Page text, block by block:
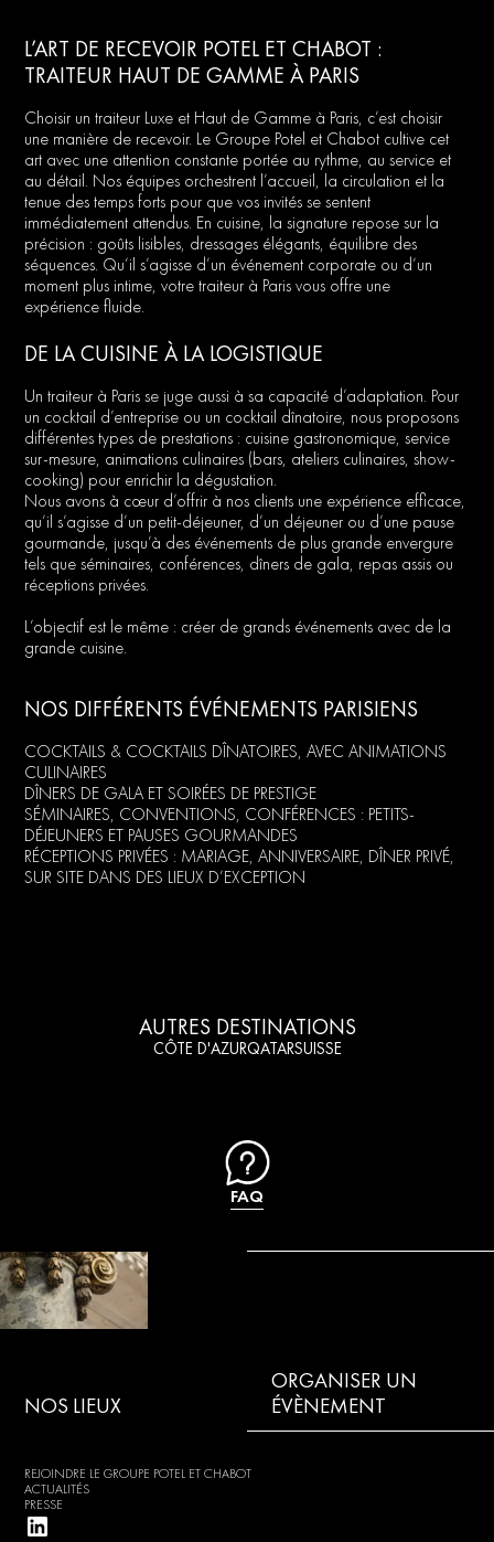
L’ART DE RECEVOIR POTEL ET CHABOT :
TRAITEUR HAUT DE GAMME À PARIS
Choisir un traiteur Luxe et Haut de Gamme à Paris, c’est choisir
une manière de recevoir. Le Groupe Potel et Chabot cultive cet
art avec une attention constante portée au rythme, au service et
au détail. Nos équipes orchestrent l’accueil, la circulation et la
tenue des temps forts pour que vos invités se sentent
immédiatement attendus. En cuisine, la signature repose sur la
précision : goûts lisibles, dressages élégants, équilibre des
séquences. Qu’il s’agisse d’un événement corporate ou d’un
moment plus intime, votre traiteur à Paris vous offre une
expérience fluide.
DE LA CUISINE À LA LOGISTIQUE
Un traiteur à Paris se juge aussi à sa capacité d’adaptation. Pour
un cocktail d’entreprise ou un cocktail dînatoire, nous proposons
différentes types de prestations : cuisine gastronomique, service
sur-mesure, animations culinaires (bars, ateliers culinaires, show-
cooking) pour enrichir la dégustation.
Nous avons à cœur d’offrir à nos clients une expérience efficace,
qu’il s’agisse d’un petit-déjeuner, d’un déjeuner ou d’une pause
gourmande, jusqu’à des événements de plus grande envergure
tels que séminaires, conférences, dîners de gala, repas assis ou
réceptions privées.
L’objectif est le même : créer de grands événements avec de la
grande cuisine.
NOS DIFFÉRENTS ÉVÉNEMENTS PARISIENS
COCKTAILS & COCKTAILS DÎNATOIRES, AVEC ANIMATIONS
CULINAIRES
DÎNERS DE GALA ET SOIRÉES DE PRESTIGE
SÉMINAIRES, CONVENTIONS, CONFÉRENCES : PETITS-
DÉJEUNERS ET PAUSES GOURMANDES
RÉCEPTIONS PRIVÉES : MARIAGE, ANNIVERSAIRE, DÎNER PRIVÉ,
SUR SITE DANS DES LIEUX D’EXCEPTION
AUTRES DESTINATIONS
CÔTE D'AZURQATARSUISSE
FAQ
NOS LIEUX
ORGANISER UN
ÉVÈNEMENT
REJOINDRE LE GROUPE POTEL ET CHABOT
ACTUALITÉS
PRESSE